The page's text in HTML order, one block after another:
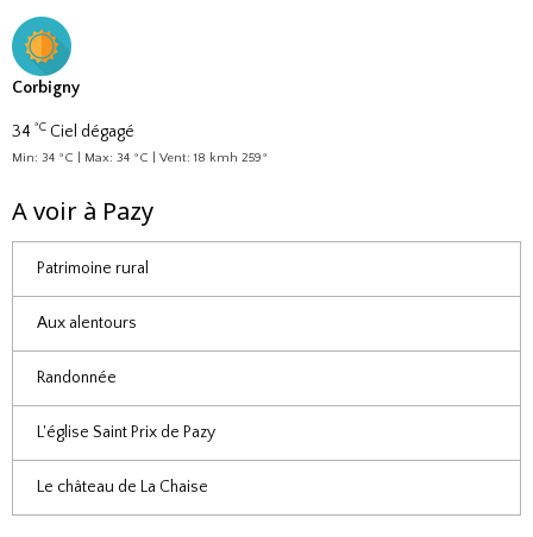
Corbigny
34 °C Ciel dégagé
Min: 34 °C | Max: 34 °C | Vent: 18 kmh 259°
A voir à Pazy
Patrimoine rural
Aux alentours
Randonnée
L'église Saint Prix de Pazy
Le château de La Chaise